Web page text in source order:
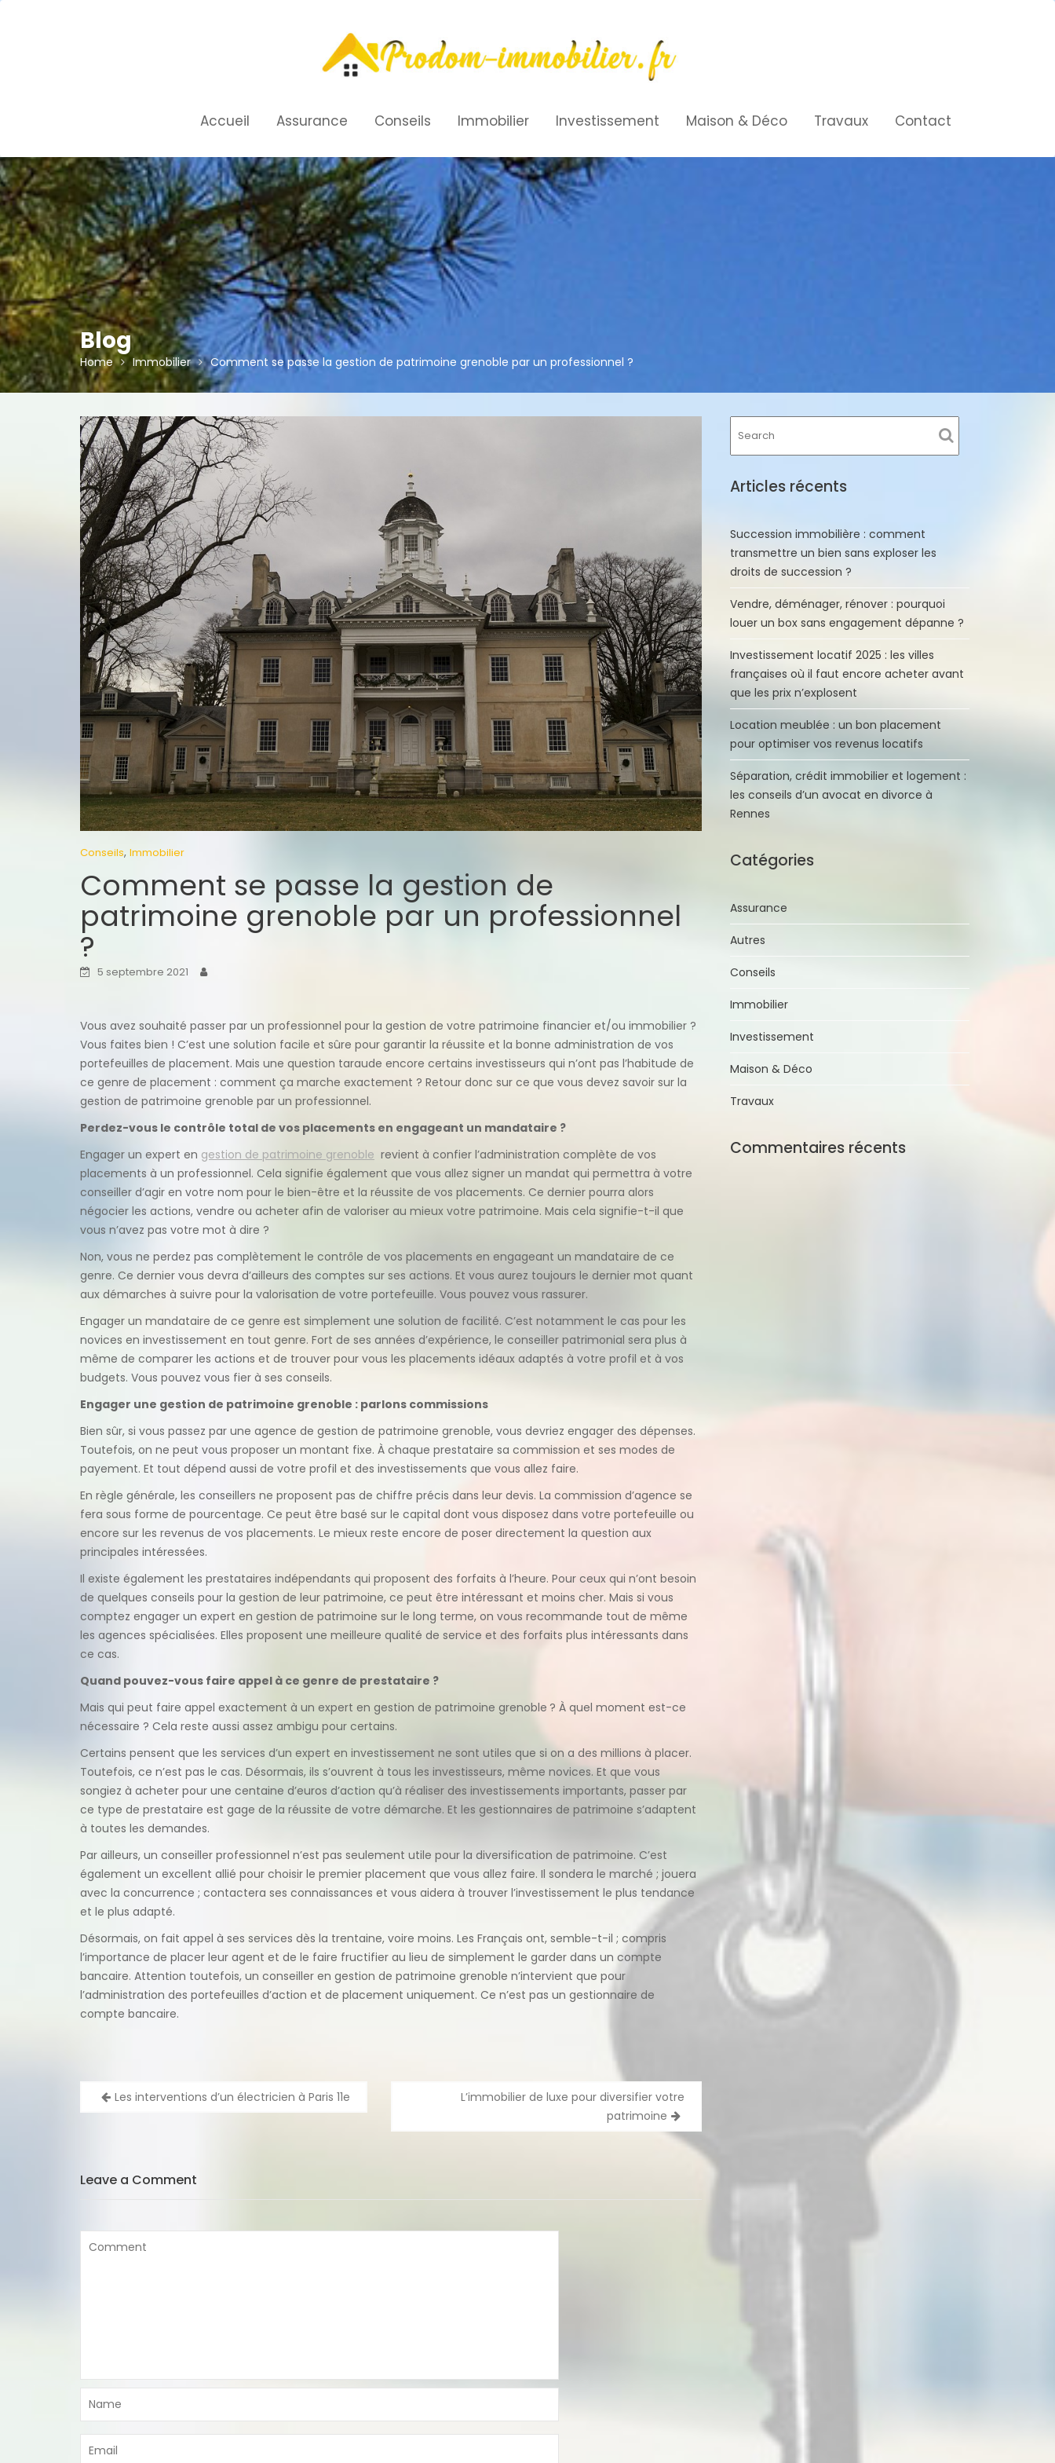
Accueil Assurance Conseils Immobilier Investissement Maison & Déco Travaux Contact
Blog
Home Immobilier Comment se passe la gestion de patrimoine grenoble par un professionnel ?
Conseils, Immobilier
Comment se passe la gestion de
patrimoine grenoble par un professionnel
?
5 septembre 2021
Vous avez souhaité passer par un professionnel pour la gestion de votre patrimoine financier et/ou immobilier ?
Vous faites bien ! C’est une solution facile et sûre pour garantir la réussite et la bonne administration de vos
portefeuilles de placement. Mais une question taraude encore certains investisseurs qui n’ont pas l’habitude de
ce genre de placement : comment ça marche exactement ? Retour donc sur ce que vous devez savoir sur la
gestion de patrimoine grenoble par un professionnel.
Perdez-vous le contrôle total de vos placements en engageant un mandataire ?
Engager un expert en gestion de patrimoine grenoble revient à confier l’administration complète de vos
placements à un professionnel. Cela signifie également que vous allez signer un mandat qui permettra à votre
conseiller d’agir en votre nom pour le bien-être et la réussite de vos placements. Ce dernier pourra alors
négocier les actions, vendre ou acheter afin de valoriser au mieux votre patrimoine. Mais cela signifie-t-il que
vous n’avez pas votre mot à dire ?
Non, vous ne perdez pas complètement le contrôle de vos placements en engageant un mandataire de ce
genre. Ce dernier vous devra d’ailleurs des comptes sur ses actions. Et vous aurez toujours le dernier mot quant
aux démarches à suivre pour la valorisation de votre portefeuille. Vous pouvez vous rassurer.
Engager un mandataire de ce genre est simplement une solution de facilité. C’est notamment le cas pour les
novices en investissement en tout genre. Fort de ses années d’expérience, le conseiller patrimonial sera plus à
même de comparer les actions et de trouver pour vous les placements idéaux adaptés à votre profil et à vos
budgets. Vous pouvez vous fier à ses conseils.
Engager une gestion de patrimoine grenoble : parlons commissions
Bien sûr, si vous passez par une agence de gestion de patrimoine grenoble, vous devriez engager des dépenses.
Toutefois, on ne peut vous proposer un montant fixe. À chaque prestataire sa commission et ses modes de
payement. Et tout dépend aussi de votre profil et des investissements que vous allez faire.
En règle générale, les conseillers ne proposent pas de chiffre précis dans leur devis. La commission d’agence se
fera sous forme de pourcentage. Ce peut être basé sur le capital dont vous disposez dans votre portefeuille ou
encore sur les revenus de vos placements. Le mieux reste encore de poser directement la question aux
principales intéressées.
Il existe également les prestataires indépendants qui proposent des forfaits à l’heure. Pour ceux qui n’ont besoin
de quelques conseils pour la gestion de leur patrimoine, ce peut être intéressant et moins cher. Mais si vous
comptez engager un expert en gestion de patrimoine sur le long terme, on vous recommande tout de même
les agences spécialisées. Elles proposent une meilleure qualité de service et des forfaits plus intéressants dans
ce cas.
Quand pouvez-vous faire appel à ce genre de prestataire ?
Mais qui peut faire appel exactement à un expert en gestion de patrimoine grenoble ? À quel moment est-ce
nécessaire ? Cela reste aussi assez ambigu pour certains.
Certains pensent que les services d’un expert en investissement ne sont utiles que si on a des millions à placer.
Toutefois, ce n’est pas le cas. Désormais, ils s’ouvrent à tous les investisseurs, même novices. Et que vous
songiez à acheter pour une centaine d’euros d’action qu’à réaliser des investissements importants, passer par
ce type de prestataire est gage de la réussite de votre démarche. Et les gestionnaires de patrimoine s’adaptent
à toutes les demandes.
Par ailleurs, un conseiller professionnel n’est pas seulement utile pour la diversification de patrimoine. C’est
également un excellent allié pour choisir le premier placement que vous allez faire. Il sondera le marché ; jouera
avec la concurrence ; contactera ses connaissances et vous aidera à trouver l’investissement le plus tendance
et le plus adapté.
Désormais, on fait appel à ses services dès la trentaine, voire moins. Les Français ont, semble-t-il ; compris
l’importance de placer leur agent et de le faire fructifier au lieu de simplement le garder dans un compte
bancaire. Attention toutefois, un conseiller en gestion de patrimoine grenoble n’intervient que pour
l’administration des portefeuilles d’action et de placement uniquement. Ce n’est pas un gestionnaire de
compte bancaire.
Navigation
de
Les interventions d’un électricien à Paris 11e
L’immobilier de luxe pour diversifier votre
patrimoine
Leave a Comment
Articles récents
Succession immobilière : comment
transmettre un bien sans exploser les
droits de succession ?
Vendre, déménager, rénover : pourquoi
louer un box sans engagement dépanne ?
Investissement locatif 2025 : les villes
françaises où il faut encore acheter avant
que les prix n’explosent
Location meublée : un bon placement
pour optimiser vos revenus locatifs
Séparation, crédit immobilier et logement :
les conseils d’un avocat en divorce à
Rennes
Catégories
Assurance
Autres
Conseils
Immobilier
Investissement
Maison & Déco
Travaux
Commentaires récents